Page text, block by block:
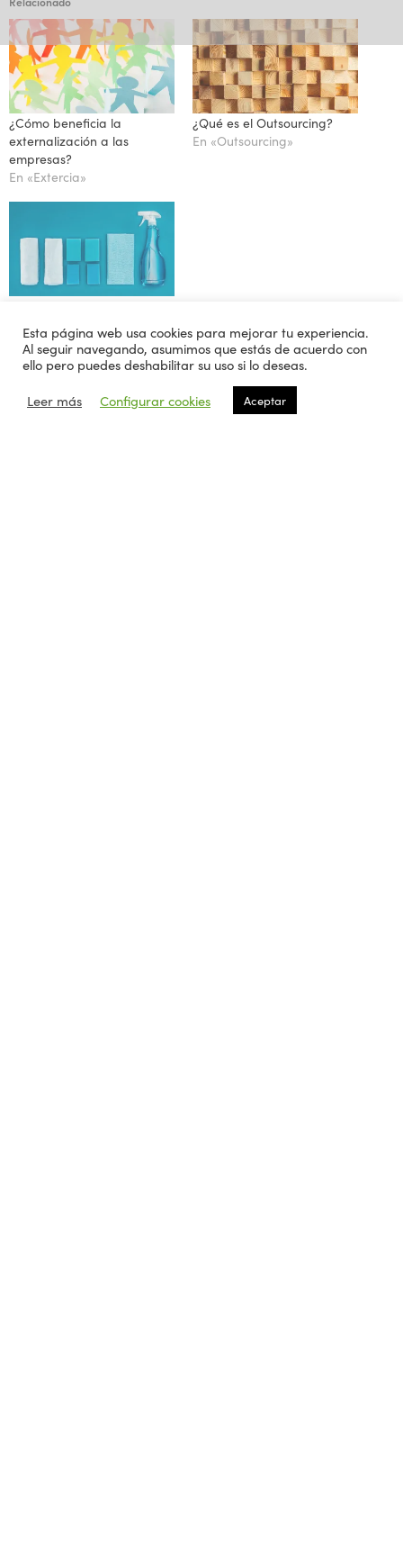
¿Cómo beneficia la
externalización a las
empresas?
En «Extercia»
¿Qué es el Outsourcing?
En «Outsourcing»
cuando se contrata una
empresa de limpieza?
En «Outsourcing»
Esta página web usa cookies para mejorar tu experiencia.
Al seguir navegando, asumimos que estás de acuerdo con
ello pero puedes deshabilitar su uso si lo deseas.
Leer más
Configurar cookies Aceptar